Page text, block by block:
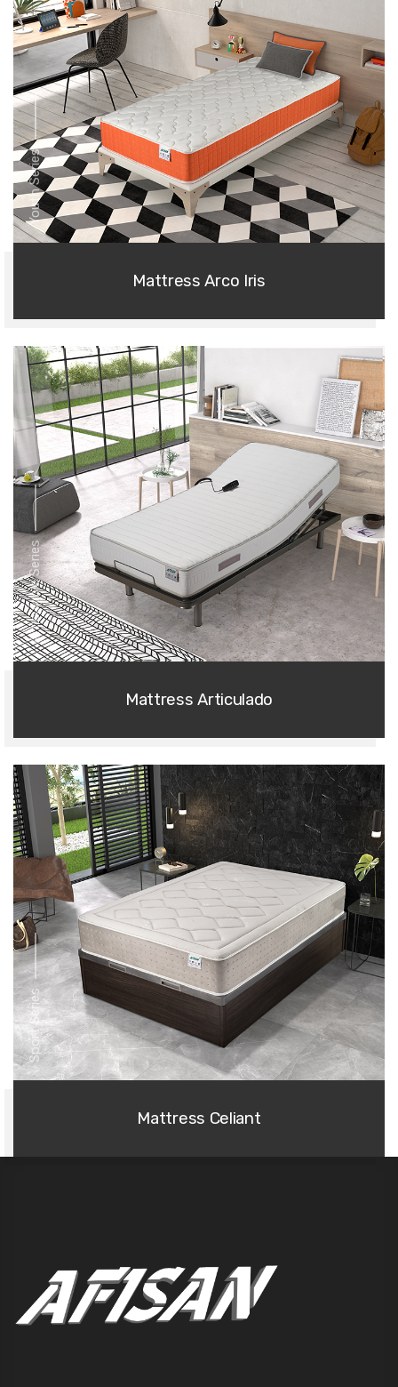
Youth Series
Mattress Arco Iris
Articulable Series
Mattress Articulado
Sport Series
Mattress Celiant